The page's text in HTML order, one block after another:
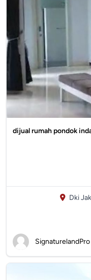
dijual rumah pondok
Dki
SignaturelandPro